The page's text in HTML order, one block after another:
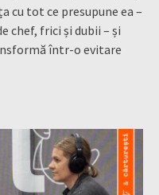
cu tot ce presupune ea –
chef, frici și dubii – și
într-o evitare